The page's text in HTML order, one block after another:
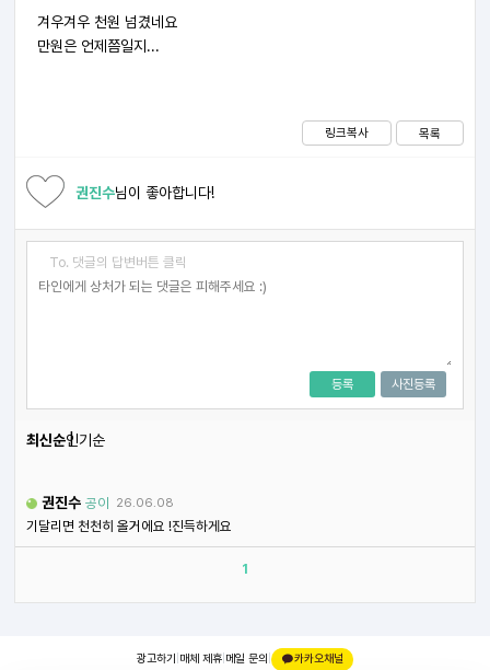
겨우겨우 천원 넘겼네요
만원은 언제쯤일지...
링크복사 목록
권진수님이 좋아합니다!
To. 댓글의 답변버튼 클릭
사진등록
등록
최신순인기순
권진수 공이 26.06.08
기달리면 천천히 올거에요 !진득하게요
1
광고하기 매체 제휴 메일 문의 | 카카오채널